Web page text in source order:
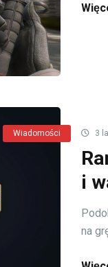
Wiadomości 3
i
na